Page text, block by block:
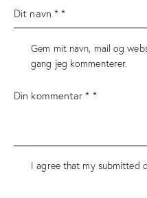
Gem mit navn, mail og
gang jeg kommenterer.
I agree that my submitted